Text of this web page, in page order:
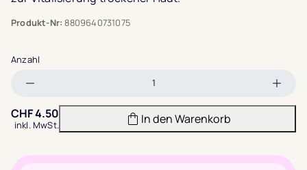
Produkt-Nr: 8809640731075
Anzahl
verringern
CHF4.50
inkl. MwSt. In den Warenkorb